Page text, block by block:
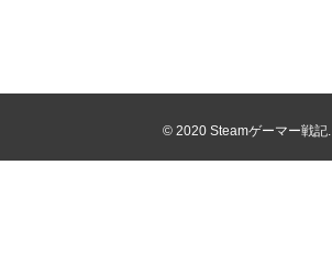
© 2020 Steamゲーマー戦記.